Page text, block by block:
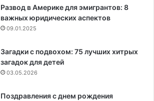
Развод в Америке для эмигрантов: 8
важных юридических аспектов
09.01.2025
Загадки с подвохом: 75 лучших хитрых
загадок для детей
03.05.2026
Поздравления с днем рождения